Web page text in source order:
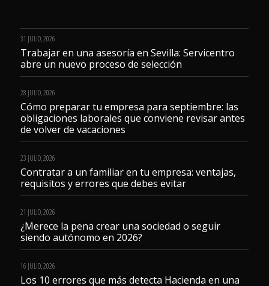
31 JULIO, 2026
Trabajar en una asesoría en Sevilla: Servicentro
abre un nuevo proceso de selección
28 JULIO, 2026
Cómo preparar tu empresa para septiembre: las
obligaciones laborales que conviene revisar antes
de volver de vacaciones
23 JULIO, 2026
Contratar a un familiar en tu empresa: ventajas,
requisitos y errores que debes evitar
21 JULIO, 2026
¿Merece la pena crear una sociedad o seguir
siendo autónomo en 2026?
16 JULIO, 2026
Los 10 errores que más detecta Hacienda en una